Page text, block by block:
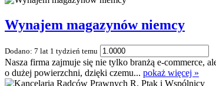
Wynajem magazynów niemcy
Dodano: 7 lat 1 tydzień temu
Nasza firma zajmuje się nie tylko branżą e-commerce,
o dużej powierzchni, dzięki czemu... pokaż więcej »